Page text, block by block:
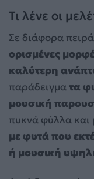
Τι λένε οι
Σε διάφορα
ορισμένες
καλύτερη
παράδειγματα
μουσική
πυκνά φύλλα και
με φυτά που
ή μουσική